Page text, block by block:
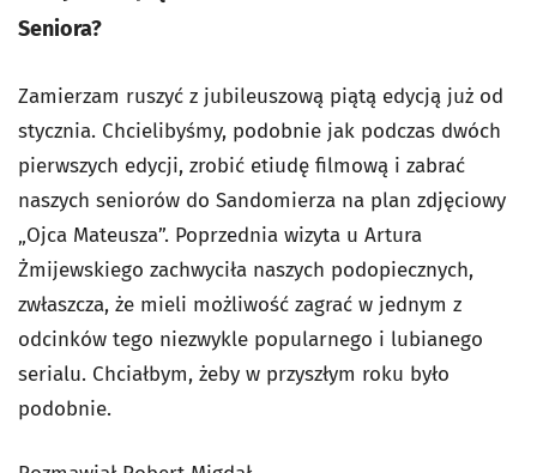
Seniora?
Zamierzam ruszyć z jubileuszową piątą edycją już od
stycznia. Chcielibyśmy, podobnie jak podczas dwóch
pierwszych edycji, zrobić etiudę filmową i zabrać
naszych seniorów do Sandomierza na plan zdjęciowy
„Ojca Mateusza”. Poprzednia wizyta u Artura
Żmijewskiego zachwyciła naszych podopiecznych,
zwłaszcza, że mieli możliwość zagrać w jednym z
odcinków tego niezwykle popularnego i lubianego
serialu. Chciałbym, żeby w przyszłym roku było
podobnie.